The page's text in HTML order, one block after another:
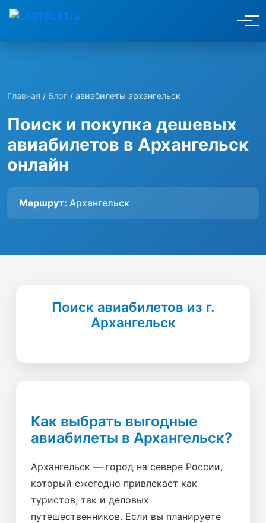
Главная / Блог / авиабилеты архангельск
Поиск и покупка дешевых
авиабилетов в Архангельск
онлайн
Маршрут: Архангельск
Поиск авиабилетов из г.
Архангельск
Как выбрать выгодные
авиабилеты в Архангельск?
Архангельск — город на севере России,
который ежегодно привлекает как
туристов, так и деловых
путешественников. Если вы планируете